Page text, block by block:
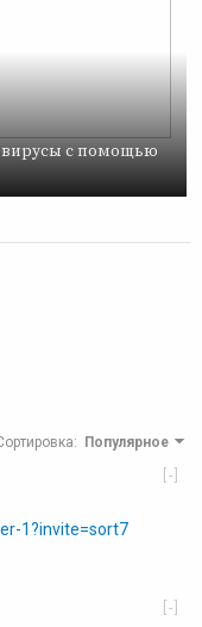
вирусы с помощью
: Популярное
[-]
1?invite=sort7
[-]